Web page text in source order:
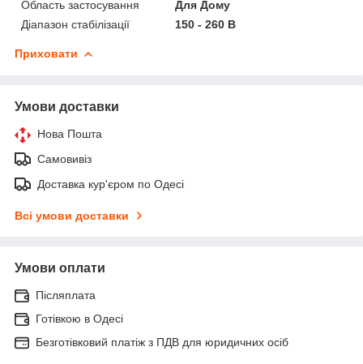
Область застосування
Для Дому
Діапазон стабілізації
150 - 260 В
Приховати
Умови доставки
Нова Пошта
Самовивіз
Доставка кур'єром по Одесі
Всі умови доставки
Умови оплати
Післяплата
Готівкою в Одесі
Безготівковий платіж з ПДВ для юридичних осіб